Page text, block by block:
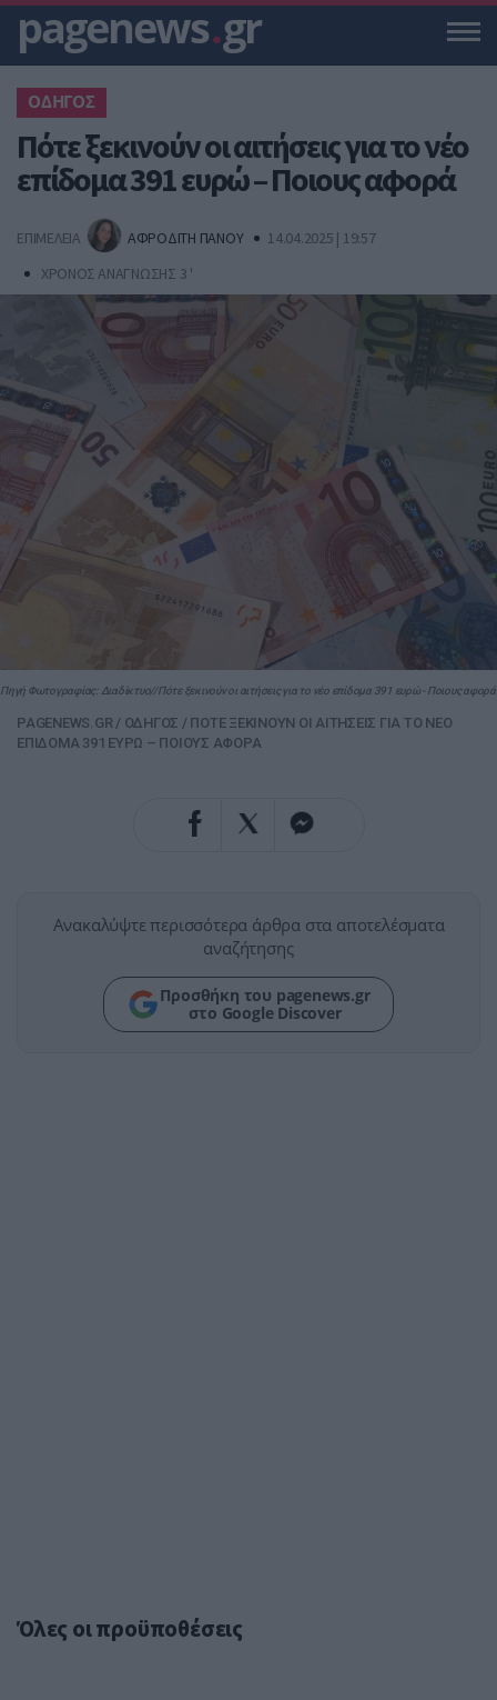
pagenews.gr
ΟΔΗΓΟΣ
Πότε ξεκινούν οι αιτήσεις για το νέο
επίδομα 391 ευρώ – Ποιους αφορά
ΕΠΙΜΕΛΕΙΑ ΑΦΡΟΔΙΤΗ ΠΑΝΟΥ
14.04.2025 | 19:57
ΧΡΟΝΟΣ ΑΝΑΓΝΩΣΗΣ 3 '
Πηγή Φωτογραφίας: Διαδίκτυο//Πότε ξεκινούν οι αιτήσεις για το νέο επίδομα 391 ευρώ - Ποιους αφορά
PAGENEWS.GR / ΟΔΗΓΟΣ / ΠΟΤΕ ΞΕΚΙΝΟΥΝ ΟΙ ΑΙΤΗΣΕΙΣ ΓΙΑ ΤΟ ΝΕΟ
ΕΠΙΔΟΜΑ 391 ΕΥΡΩ – ΠΟΙΟΥΣ ΑΦΟΡΑ
Ανακαλύψτε περισσότερα άρθρα στα αποτελέσματα
αναζήτησης
Προσθήκη του pagenews.gr
στο Google Discover
Όλες οι προϋποθέσεις